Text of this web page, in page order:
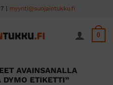
| myynti@suojaintukku.fi
0
AVAINSANALLA
DYMO ETIKETTI”